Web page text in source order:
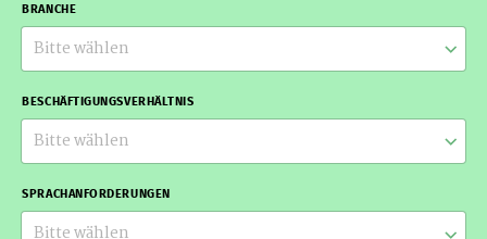
BRANCHE
Bitte wählen
BESCHÄFTIGUNGSVERHÄLTNIS
Bitte wählen
SPRACHANFORDERUNGEN
Bitte wählen